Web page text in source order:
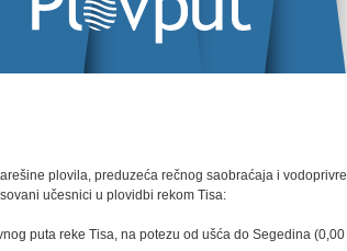
plovila, preduzeća rečnog saobraćaja i
učesnici u plovidbi rekom Tisa:
puta reke Tisa, na potezu od ušća do Segedina